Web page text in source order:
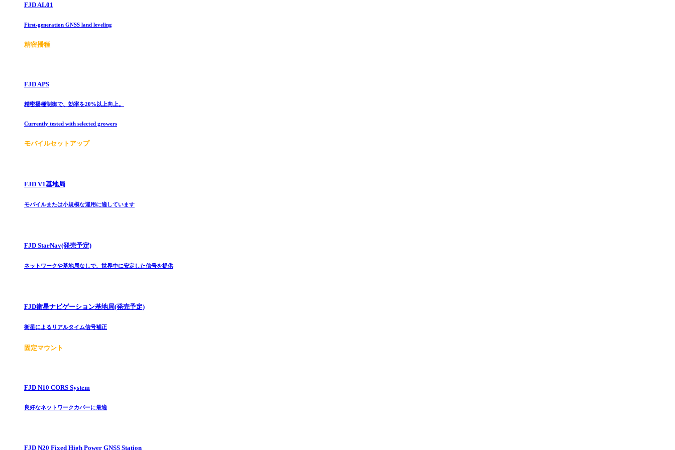
FJD AL01
First-generation GNSS land leveling
精密播種
FJD APS
精密播種制御で、効率を20%以上向上。
Currently tested with selected growers
モバイルセットアップ
FJD V1基地局
モバイルまたは小規模な運用に適しています
FJD StarNav(発売予定)
ネットワークや基地局なしで、世界中に安定した信号を提供
FJD衛星ナビゲーション基地局(発売予定)
衛星によるリアルタイム信号補正
固定マウント
FJD N10 CORS System
良好なネットワークカバーに最適
FJD N20 Fixed High Power GNSS Station